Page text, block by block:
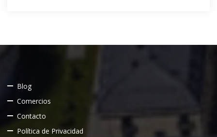
Blog
Comercios
Contacto
Política de Privacidad